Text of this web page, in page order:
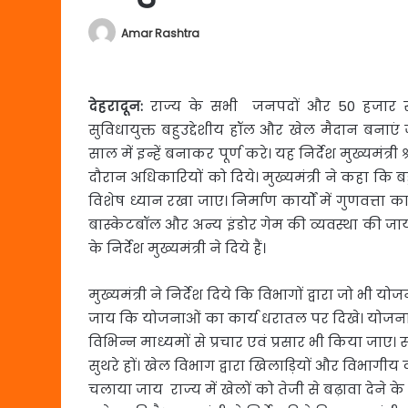
Amar Rashtra
देहरादून: राज्य के सभी जनपदों और 50 हजार
सुविधायुक्त बहुउद्देशीय हॉल और खेल मैदान बनाएं
साल में इन्हें बनाकर पूर्ण करे। यह निर्देश
दौरान अधिकारियों को दिये। मुख्यमंत्री ने कहा
विशेष ध्यान रखा जाए। निर्माण कार्यों में गुणवत्ता
बास्केटबॉल और अन्य इंडोर गेम की व्यवस्था की
के निर्देश मुख्यमंत्री ने दिये हैं।
मुख्यमंत्री ने निर्देश दिये कि विभागों द्वारा जो भी
जाय कि योजनाओं का कार्य धरातल पर दिखे।
विभिन्न माध्यमों से प्रचार एवं प्रसार भी किया
सुथरे हों। खेल विभाग द्वारा खिलाड़ियों और
चलाया जाय राज्य में खेलों को तेजी से बढ़ावा देने